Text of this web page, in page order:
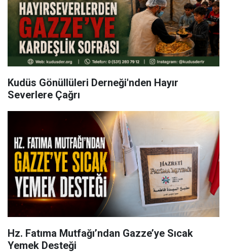
Kudüs Gönüllüleri Derneği'nden Hayır
Severlere Çağrı
Hz. Fatıma Mutfağı’ndan Gazze’ye Sıcak
Yemek Desteği